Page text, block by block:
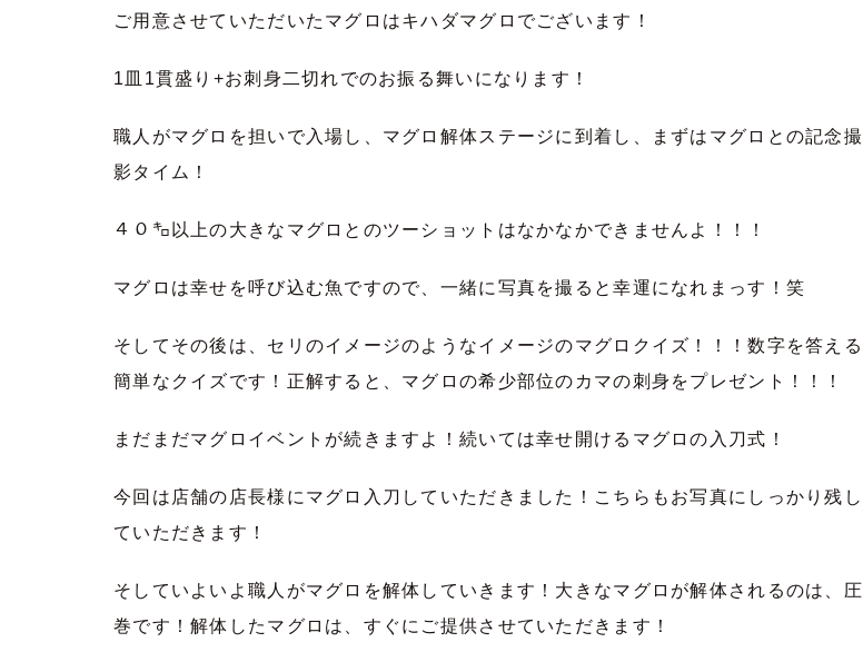
ご用意させていただいたマグロはキハダマグロでございます！
1皿1貫盛り+お刺身二切れでのお振る舞いになります！
職人がマグロを担いで入場し、マグロ解体ステージに到着し、まずはマグロとの記念撮
影タイム！
４０㌔以上の大きなマグロとのツーショットはなかなかできませんよ！！！
マグロは幸せを呼び込む魚ですので、一緒に写真を撮ると幸運になれまっす！笑
そしてその後は、セリのイメージのようなイメージのマグロクイズ！！！数字を答える
簡単なクイズです！正解すると、マグロの希少部位のカマの刺身をプレゼント！！！
まだまだマグロイベントが続きますよ！続いては幸せ開けるマグロの入刀式！
今回は店舗の店長様にマグロ入刀していただきました！こちらもお写真にしっかり残し
ていただきます！
そしていよいよ職人がマグロを解体していきます！大きなマグロが解体されるのは、圧
巻です！解体したマグロは、すぐにご提供させていただきます！